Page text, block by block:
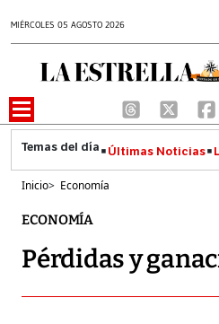
MIÉRCOLES 05 AGOSTO 2026
Últimas Noticias
Inicio> Economía
ECONOMÍA
Pérdidas y